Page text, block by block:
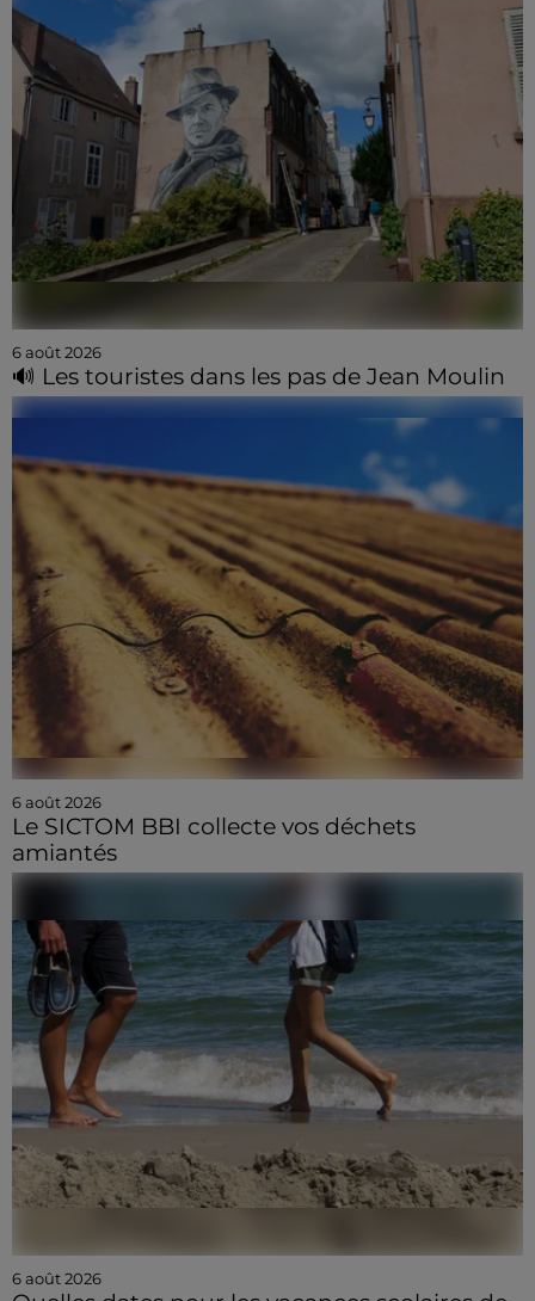
6 août 2026
🔊 Les touristes dans les pas de Jean Moulin
6 août 2026
Le SICTOM BBI collecte vos déchets
amiantés
6 août 2026